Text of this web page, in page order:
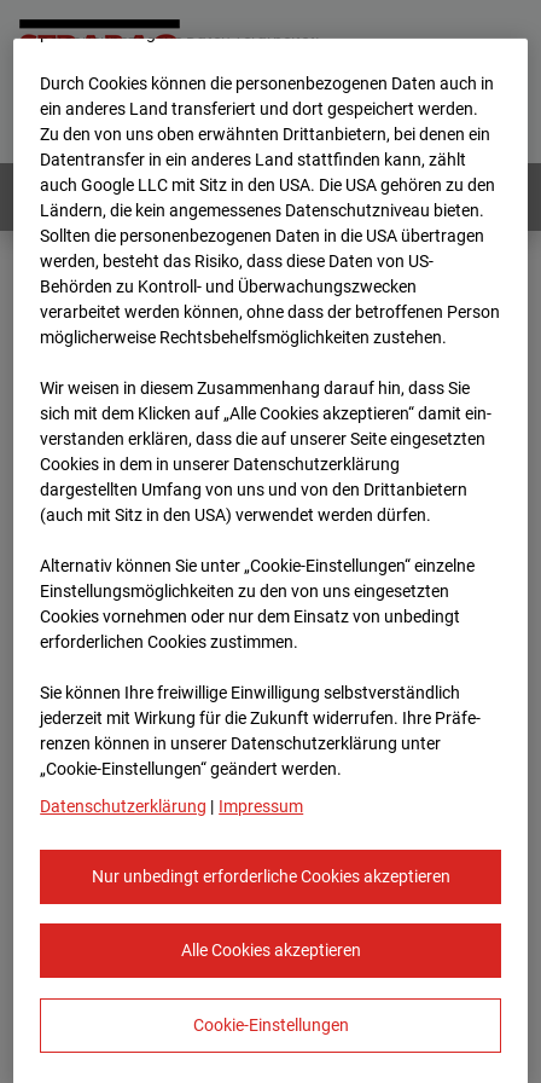
Home E-Mail Impressum
Login
Deutsch / English
Webcams: Alle Länder
Home
Deutschland
BC-120 - BV W2 Campus BT 1-3
Archiv
2025
07:55
BC-120 - BV W2
Campus BT 1-3
Stuttgart
Zur Übersicht
Europe/Berlin
personenbezogene Daten verarbeitet.
Durch Cookies können die personenbezogenen Daten auch in
ein anderes Land transferiert und dort gespeichert werden.
Zu den von uns oben erwähnten Drittanbietern, bei denen ein
Datentransfer in ein anderes Land stattfinden kann, zählt
auch Google LLC mit Sitz in den USA. Die USA gehören zu den
Ländern, die kein angemessenes Datenschutzniveau bieten.
Sollten die personenbezogenen Daten in die USA übertragen
werden, besteht das Risiko, dass diese Daten von US-
Behörden zu Kontroll- und Überwachungszwecken
verarbeitet werden können, ohne dass der betroffenen Person
möglicherweise Rechtsbehelfsmöglichkeiten zustehen.
Wir weisen in diesem Zusammenhang darauf hin, dass Sie
sich mit dem Klicken auf „Alle Cookies akzeptieren“ damit ein­
ver­standen erklären, dass die auf unserer Seite eingesetzten
Cookies in dem in unserer Datenschutzerklärung
dargestellten Umfang von uns und von den Drittanbietern
(auch mit Sitz in den USA) verwendet werden dürfen.
Alternativ können Sie unter „Cookie-Einstellungen“ einzelne
Einstellungsmöglichkeiten zu den von uns eingesetzten
Cookies vornehmen oder nur dem Einsatz von unbedingt
erforderlichen Cookies zustimmen.
Sie können Ihre freiwillige Einwilligung selbstverständlich
jederzeit mit Wirkung für die Zukunft widerrufen. Ihre Prä­fe­
renzen können in unserer Datenschutzerklärung unter
„Cookie-Einstellungen“ geändert werden.
Datenschutzerklärung | Impressum
Nur unbedingt erforderliche Cookies akzeptieren
Alle Cookies akzeptieren
Cookie-Einstellungen